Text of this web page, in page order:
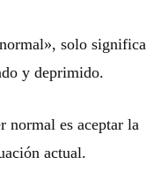
solo significa
y deprimido.
normal es aceptar la
actual.